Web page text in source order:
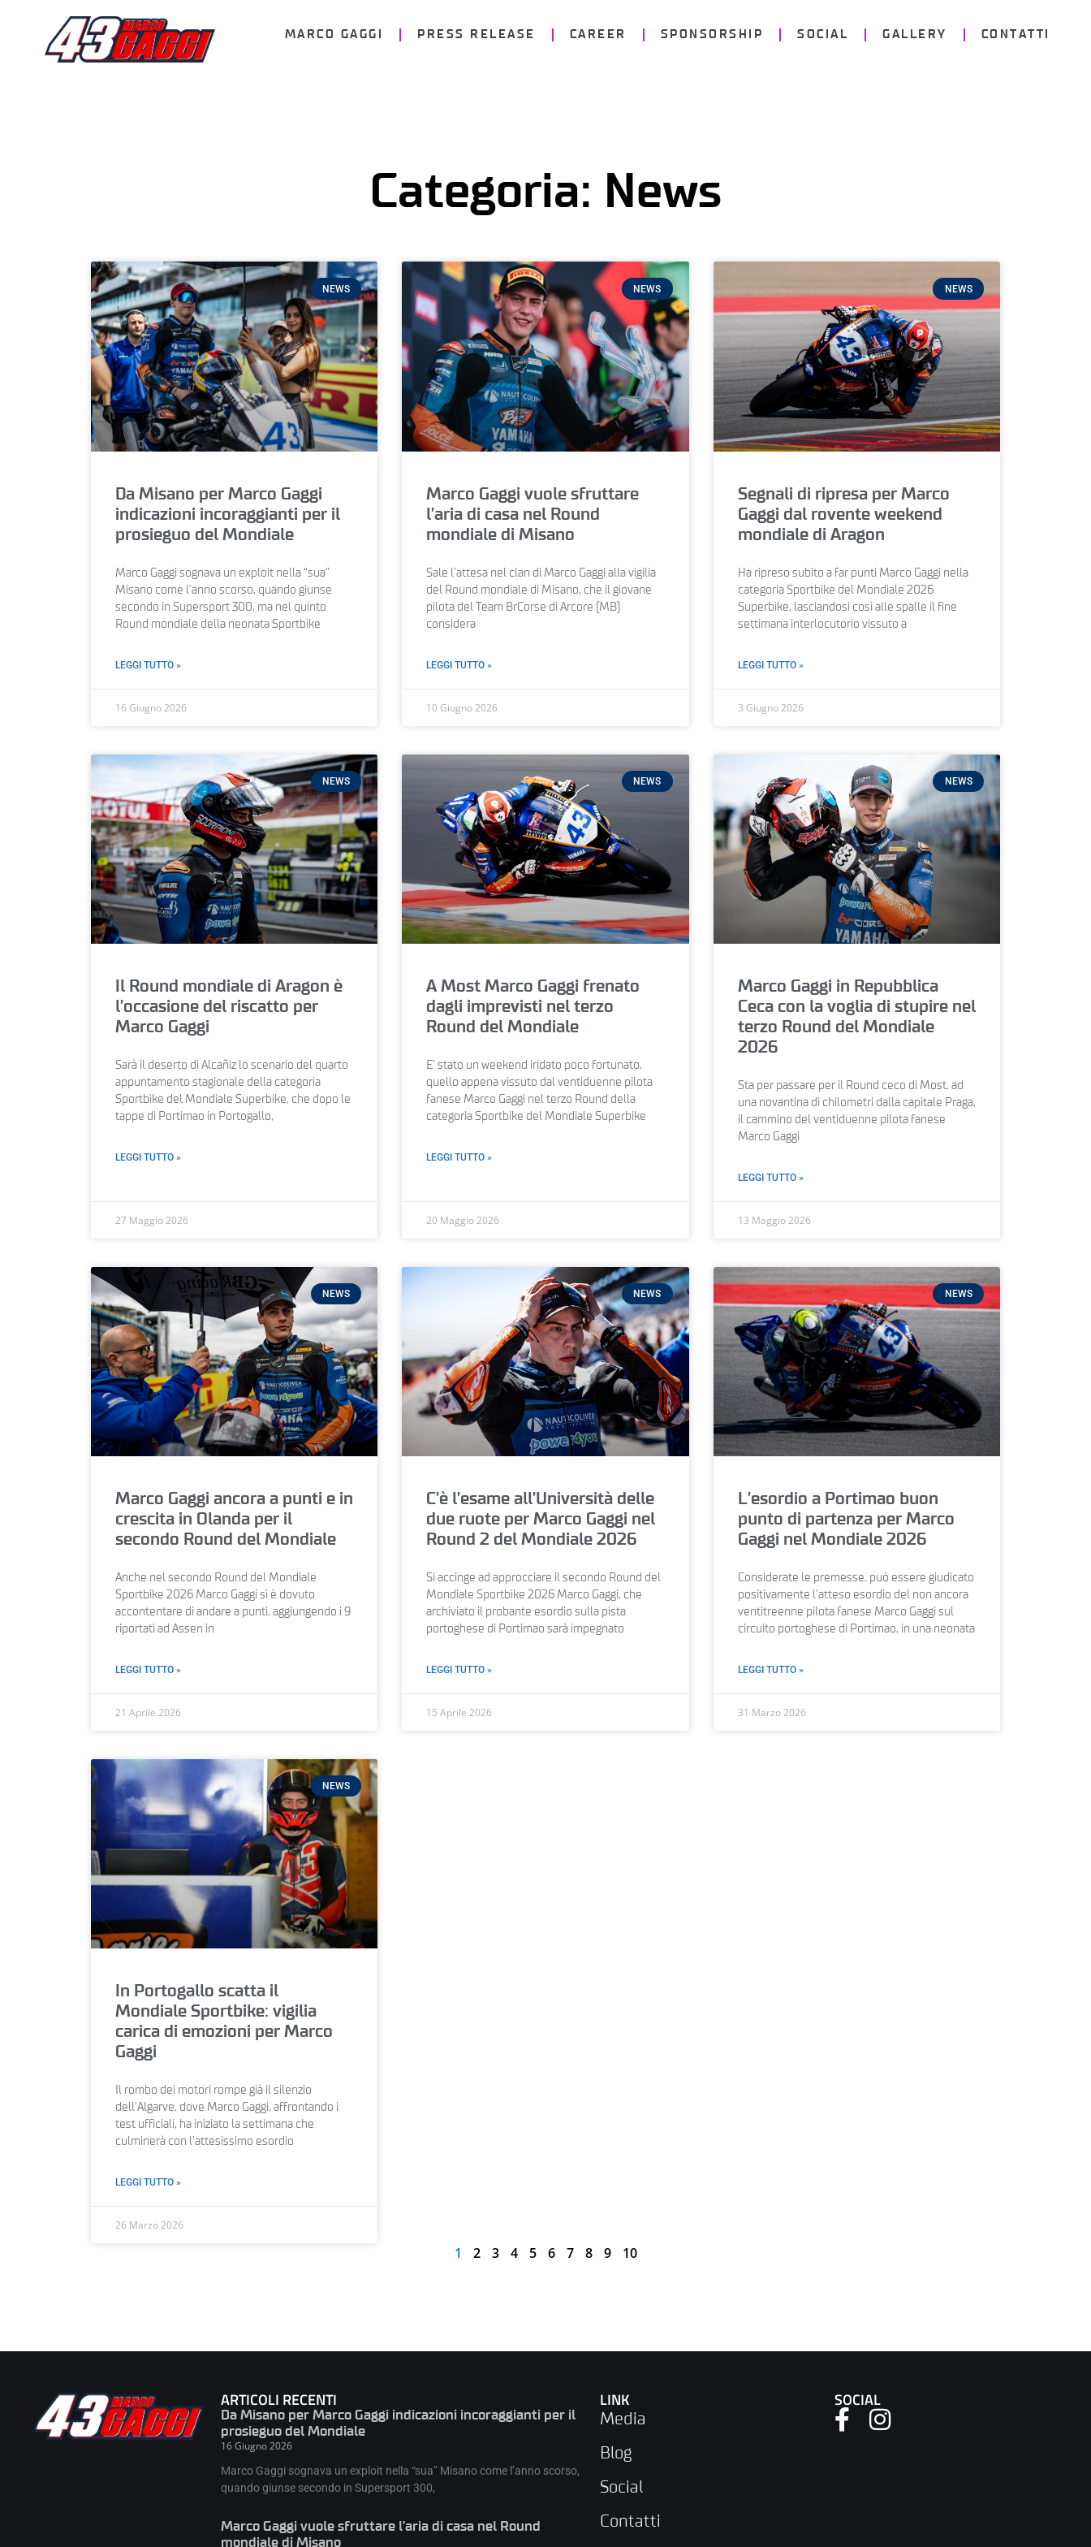
MARCO GAGGI PRESS RELEASE CAREER SPONSORSHIP SOCIAL GALLERY CONTATTI
Categoria: News
NEWS
Da Misano per Marco Gaggi
indicazioni incoraggianti per il
prosieguo del Mondiale
Marco Gaggi sognava un exploit nella “sua”
Misano come l’anno scorso, quando giunse
secondo in Supersport 300, ma nel quinto
Round mondiale della neonata Sportbike
LEGGI TUTTO »
16 Giugno 2026
NEWS
Marco Gaggi vuole sfruttare
l’aria di casa nel Round
mondiale di Misano
Sale l’attesa nel clan di Marco Gaggi alla vigilia
del Round mondiale di Misano, che il giovane
pilota del Team BrCorse di Arcore (MB)
considera
LEGGI TUTTO »
10 Giugno 2026
NEWS
Segnali di ripresa per Marco
Gaggi dal rovente weekend
mondiale di Aragon
Ha ripreso subito a far punti Marco Gaggi nella
categoria Sportbike del Mondiale 2026
Superbike, lasciandosi così alle spalle il fine
settimana interlocutorio vissuto a
LEGGI TUTTO »
3 Giugno 2026
NEWS
Il Round mondiale di Aragon è
l’occasione del riscatto per
Marco Gaggi
Sarà il deserto di Alcañiz lo scenario del quarto
appuntamento stagionale della categoria
Sportbike del Mondiale Superbike, che dopo le
tappe di Portimao in Portogallo,
LEGGI TUTTO »
27 Maggio 2026
NEWS
A Most Marco Gaggi frenato
dagli imprevisti nel terzo
Round del Mondiale
E’ stato un weekend iridato poco fortunato,
quello appena vissuto dal ventiduenne pilota
fanese Marco Gaggi nel terzo Round della
categoria Sportbike del Mondiale Superbike
LEGGI TUTTO »
20 Maggio 2026
NEWS
Marco Gaggi in Repubblica
Ceca con la voglia di stupire nel
terzo Round del Mondiale
2026
Sta per passare per il Round ceco di Most, ad
una novantina di chilometri dalla capitale Praga,
il cammino del ventiduenne pilota fanese
Marco Gaggi
LEGGI TUTTO »
13 Maggio 2026
NEWS
Marco Gaggi ancora a punti e in
crescita in Olanda per il
secondo Round del Mondiale
Anche nel secondo Round del Mondiale
Sportbike 2026 Marco Gaggi si è dovuto
accontentare di andare a punti, aggiungendo i 9
riportati ad Assen in
LEGGI TUTTO »
21 Aprile 2026
NEWS
C’è l’esame all’Università delle
due ruote per Marco Gaggi nel
Round 2 del Mondiale 2026
Si accinge ad approcciare il secondo Round del
Mondiale Sportbike 2026 Marco Gaggi, che
archiviato il probante esordio sulla pista
portoghese di Portimao sarà impegnato
LEGGI TUTTO »
15 Aprile 2026
NEWS
L’esordio a Portimao buon
punto di partenza per Marco
Gaggi nel Mondiale 2026
Considerate le premesse, può essere giudicato
positivamente l’atteso esordio del non ancora
ventitreenne pilota fanese Marco Gaggi sul
circuito portoghese di Portimao, in una neonata
LEGGI TUTTO »
31 Marzo 2026
NEWS
In Portogallo scatta il
Mondiale Sportbike: vigilia
carica di emozioni per Marco
Gaggi
Il rombo dei motori rompe già il silenzio
dell’Algarve, dove Marco Gaggi, affrontando i
test ufficiali, ha iniziato la settimana che
culminerà con l’attesissimo esordio
LEGGI TUTTO »
26 Marzo 2026
1 2 3 4 5 6 7 8 9 10
ARTICOLI RECENTI
Da Misano per Marco Gaggi indicazioni incoraggianti per il
prosieguo del Mondiale
16 Giugno 2026
Marco Gaggi sognava un exploit nella “sua” Misano come l’anno scorso,
quando giunse secondo in Supersport 300,
Marco Gaggi vuole sfruttare l’aria di casa nel Round
mondiale di Misano
LINK
Media
Blog
Social
Contatti
SOCIAL